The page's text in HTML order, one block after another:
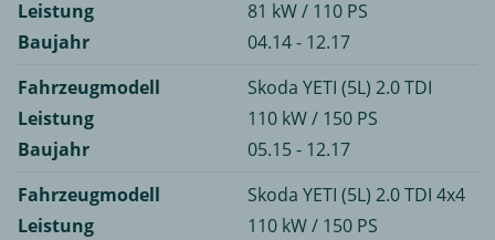
Leistung
81 kW / 110 PS
Baujahr
04.14 - 12.17
Fahrzeugmodell
Skoda YETI (5L) 2.0 TDI
Leistung
110 kW / 150 PS
Baujahr
05.15 - 12.17
Fahrzeugmodell
Skoda YETI (5L) 2.0 TDI 4x4
Leistung
110 kW / 150 PS